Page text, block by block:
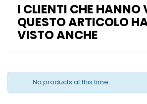
I CLIENTI CHE HANNO
QUESTO ARTICOLO
VISTO ANCHE
No products at this time.